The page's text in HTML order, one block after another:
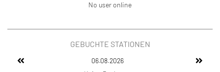
No user online
GEBUCHTE STATIONEN
06.08.2026